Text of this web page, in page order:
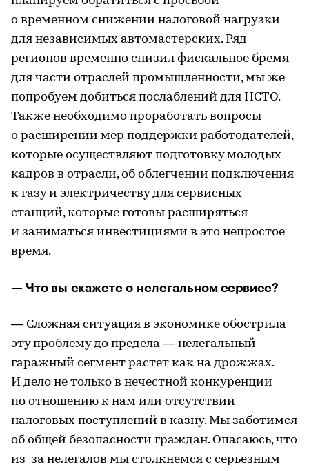
о временном снижении налоговой нагрузки
для независимых автомастерских. Ряд
регионов временно снизил фискальное бремя
для части отраслей промышленности, мы же
попробуем добиться послаблений для НСТО.
Также необходимо проработать вопросы
о расширении мер поддержки работодателей,
которые осуществляют подготовку молодых
кадров в отрасли, об облегчении подключения
к газу и электричеству для сервисных
станций, которые готовы расширяться
и заниматься инвестициями в это непростое
время.
— Что вы скажете о нелегальном сервисе?
— Сложная ситуация в экономике обострила
эту проблему до предела — нелегальный
гаражный сегмент растет как на дрожжах.
И дело не только в нечестной конкуренции
по отношению к нам или отсутствии
налоговых поступлений в казну. Мы заботимся
об общей безопасности граждан. Опасаюсь, что
из-за нелегалов мы столкнемся с серьезным